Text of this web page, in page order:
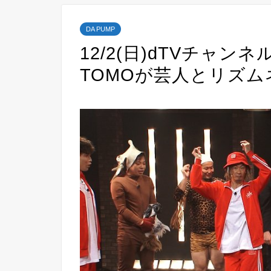
DA PUMP
12/2(日)dTVチャンネ
TOMOが芸人とリズム